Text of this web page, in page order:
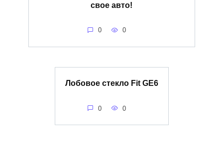
свое авто!
0 0
Лобовое стекло Fit GE6
0 0